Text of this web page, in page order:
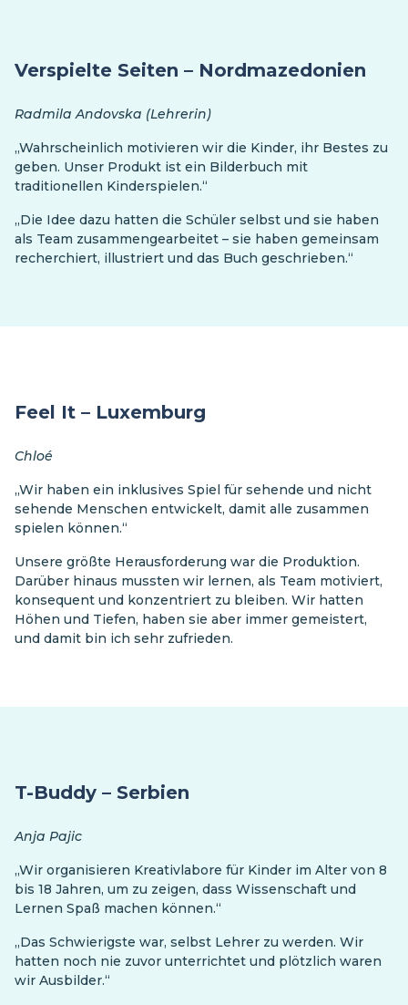
Verspielte Seiten – Nordmazedonien
Radmila Andovska (Lehrerin)
„Wahrscheinlich motivieren wir die Kinder, ihr Bestes zu
geben. Unser Produkt ist ein Bilderbuch mit
traditionellen Kinderspielen.“
„Die Idee dazu hatten die Schüler selbst und sie haben
als Team zusammengearbeitet – sie haben gemeinsam
recherchiert, illustriert und das Buch geschrieben.“
Feel It – Luxemburg
Chloé
„Wir haben ein inklusives Spiel für sehende und nicht
sehende Menschen entwickelt, damit alle zusammen
spielen können.“
Unsere größte Herausforderung war die Produktion.
Darüber hinaus mussten wir lernen, als Team motiviert,
konsequent und konzentriert zu bleiben. Wir hatten
Höhen und Tiefen, haben sie aber immer gemeistert,
und damit bin ich sehr zufrieden.
T-Buddy – Serbien
Anja Pajic
„Wir organisieren Kreativlabore für Kinder im Alter von 8
bis 18 Jahren, um zu zeigen, dass Wissenschaft und
Lernen Spaß machen können.“
„Das Schwierigste war, selbst Lehrer zu werden. Wir
hatten noch nie zuvor unterrichtet und plötzlich waren
wir Ausbilder.“